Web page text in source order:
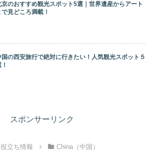
京のおすすめ観光スポット5選｜世界遺産からアート
で見どころ満載！
国の西安旅行で絶対に行きたい！人気観光スポット５
スポンサーリンク
立ち情報 China（中国）